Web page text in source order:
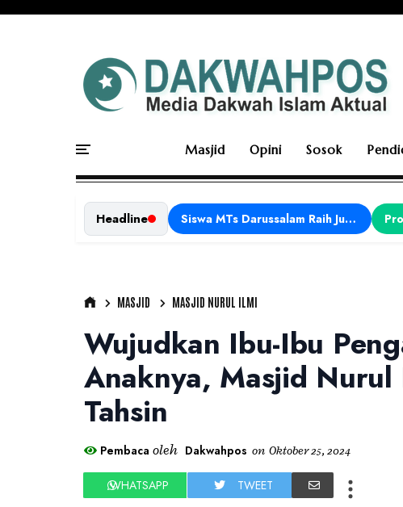
Masjid Opini Sosok
Headline Siswa MTs Darussalam Raih Juara 1 dalam Porseni Tingkat Kabupaten Ciamis Tahun 2026
MASJID MASJID NURUL ILMI
Wujudkan Ibu-Ibu
Anaknya, Masjid
Tahsin
Pembaca oleh Dakwahpos on Oktober 25, 2024
WHATSAPP TWEET